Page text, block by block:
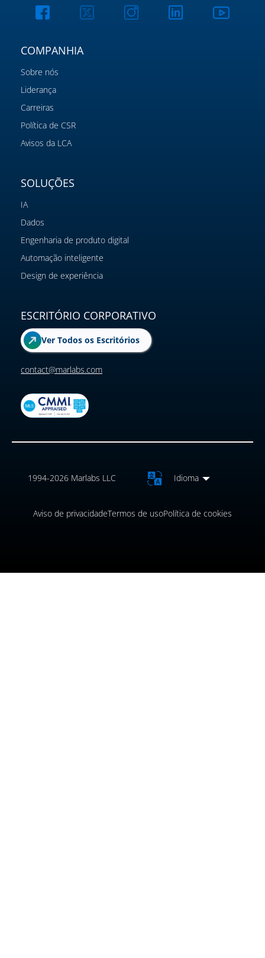
COMPANHIA
Sobre nós
Liderança
Carreiras
Política de CSR
Avisos da LCA
SOLUÇÕES
IA
Dados
Engenharia de produto digital
Automação inteligente
Design de experiência
ESCRITÓRIO CORPORATIVO
Ver Todos os Escritórios
contact@marlabs.com
1994-2026 Marlabs LLC Idioma
Aviso de privacidadeTermos de usoPolítica de cookies